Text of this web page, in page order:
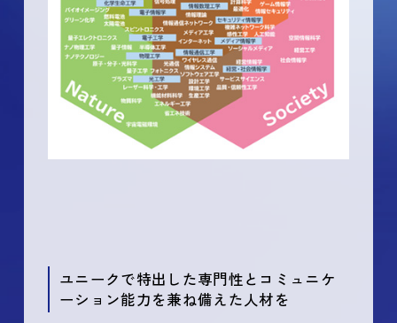
ユニークで特出した専門性とコミュニケ
ーション能力を兼ね備えた人材を